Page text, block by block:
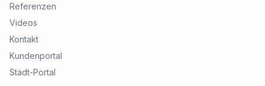
Referenzen
Videos
Kontakt
Kundenportal
Stadt-Portal